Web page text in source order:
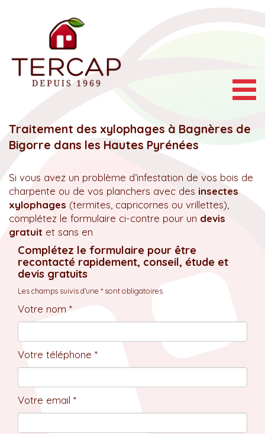
Traitement des xylophages à Bagnères de
Bigorre dans les Hautes Pyrénées
Si vous avez un problème d’infestation de vos bois de
charpente ou de vos planchers avec des insectes
xylophages (termites, capricornes ou vrillettes),
complétez le formulaire ci-contre pour un devis
gratuit et sans en
Complétez le formulaire pour être
recontacté rapidement, conseil, étude et
devis gratuits
Les champs suivis d'une * sont obligatoires
Votre nom *
Votre téléphone *
Votre email *